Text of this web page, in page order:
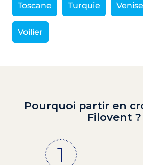
Toscane Turquie Venise
Voilier
Pourquoi partir en
Filovent ?